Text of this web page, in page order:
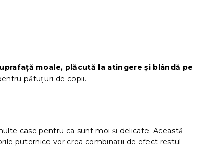
moale, plăcută la atingere și blândă pe
pătuțuri de copii.
case pentru ca sunt moi și delicate. Această
puternice vor crea combinații de efect restul